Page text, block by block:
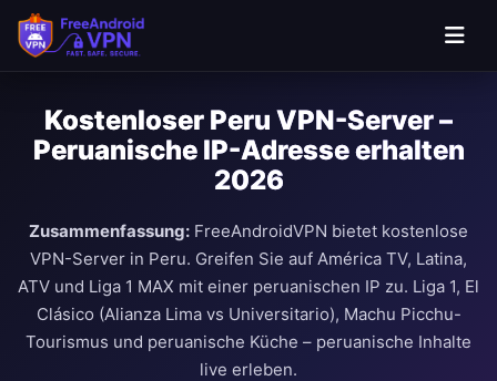
Kostenloser Peru VPN-Server –
Peruanische IP-Adresse erhalten
2026
Zusammenfassung: FreeAndroidVPN bietet kostenlose
VPN-Server in Peru. Greifen Sie auf América TV, Latina,
ATV und Liga 1 MAX mit einer peruanischen IP zu. Liga 1, El
Clásico (Alianza Lima vs Universitario), Machu Picchu-
Tourismus und peruanische Küche – peruanische Inhalte
live erleben.